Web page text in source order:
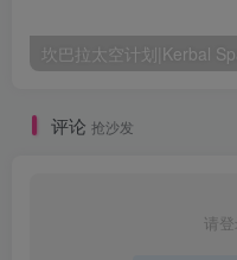
评论 抢沙发
请